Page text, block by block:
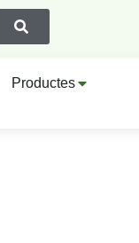
Productes